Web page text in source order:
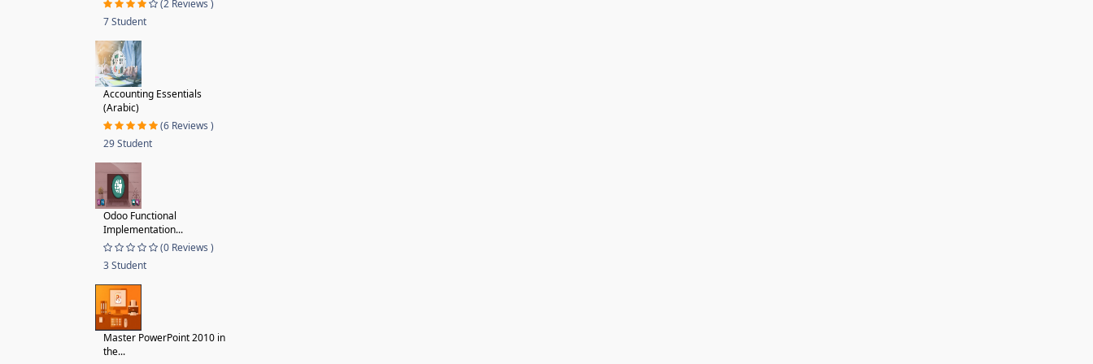
(2 Reviews )
7 Student
Accounting Essentials
(Arabic)
(6 Reviews )
29 Student
Odoo Functional
Implementation...
(0 Reviews )
3 Student
Master PowerPoint 2010 in
the...